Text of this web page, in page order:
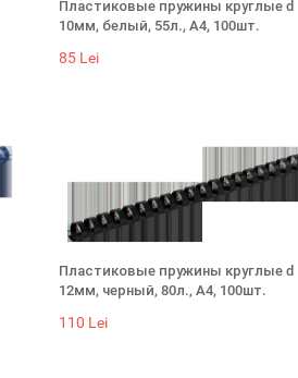
Пластиковые пружины круглые d
10мм, белый, 55л., А4, 100шт.
85 Lei
Пластиковые пружины круглые d
12мм, черный, 80л., А4, 100шт.
110 Lei